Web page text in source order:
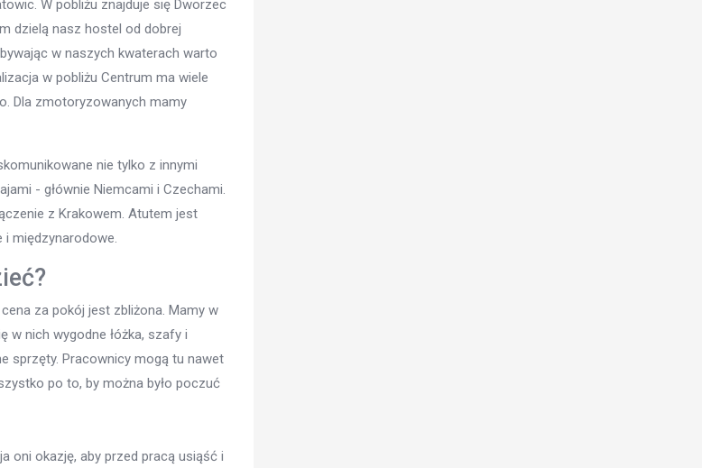
W pobliżu znajduje się Dworzec
dzielą nasz hostel od dobrej
w naszych kwaterach warto
w pobliżu Centrum ma wiele
Dla zmotoryzowanych mamy
nie tylko z innymi
- głównie Niemcami i Czechami.
z Krakowem. Atutem jest
i międzynarodowe.
za pokój jest zbliżona. Mamy w
w nich wygodne łóżka, szafy i
sprzęty. Pracownicy mogą tu nawet
po to, by można było poczuć
oni okazję, aby przed pracą usiąść i